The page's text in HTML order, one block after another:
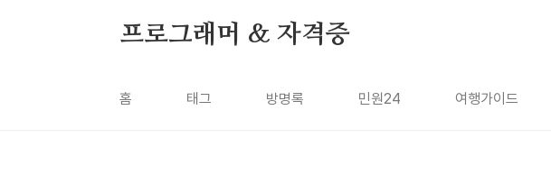
프로그래머 & 자격증
홈 태그 방명록 민원24 여행가이드